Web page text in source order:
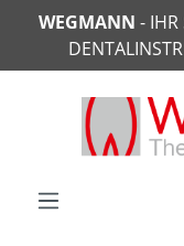
springen
WEGMANN - IHR